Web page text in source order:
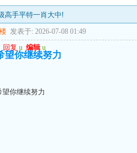
高手平特一肖大中!
发表于: 2026-07-08 01:49
回复 u 编辑 u
望你继续努力
望你继续努力